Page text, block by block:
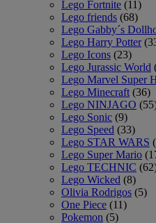
Lego Fortnite (11)
Lego friends (68)
Lego Gabby´s
Lego Harry Potter
Lego Icons (23)
Lego Jurassic World
Lego Marvel Super
Lego Minecraft (36)
Lego NINJAGO
Lego Sonic (9)
Lego Speed (33)
Lego STAR WARS
Lego Super Mario
Lego TECHNIC
Lego Wicked (8)
Olivia Rodrigos (5)
One Piece (11)
Pokemon (5)